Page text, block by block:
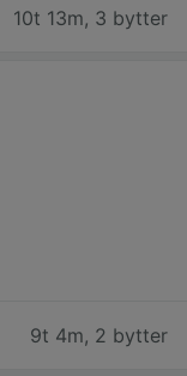
10t 13m, 3 bytter
9t 4m, 2 bytter